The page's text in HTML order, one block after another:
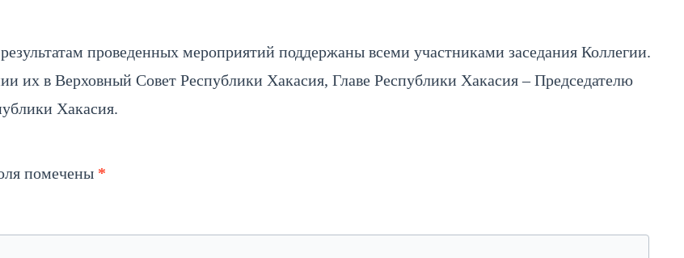
проведенных мероприятий поддержаны всеми участниками заседания Коллегии.
их в Верховный Совет Республики Хакасия, Главе Республики Хакасия – Председателю
Хакасия.
помечены *